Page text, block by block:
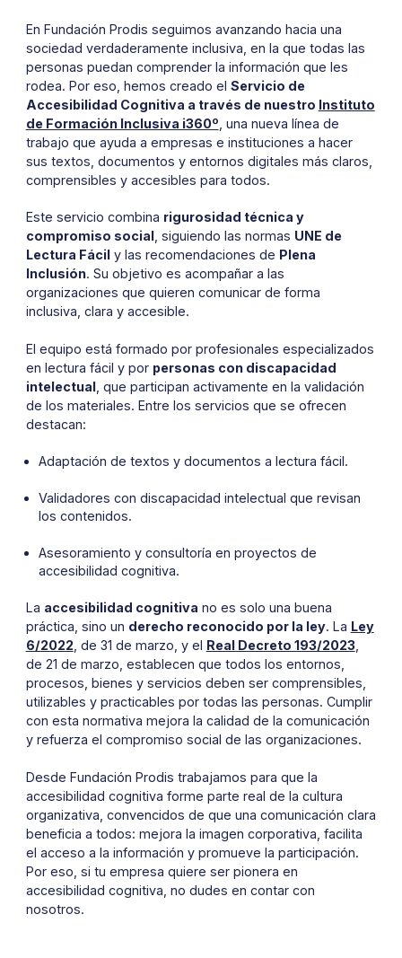
En Fundación Prodis seguimos avanzando hacia una
sociedad verdaderamente inclusiva, en la que todas las
personas puedan comprender la información que les
rodea. Por eso, hemos creado el Servicio de
Accesibilidad Cognitiva a través de nuestro Instituto
de Formación Inclusiva i360º , una nueva línea de
trabajo que ayuda a empresas e instituciones a hacer
sus textos, documentos y entornos digitales más claros,
comprensibles y accesibles para todos.
Este servicio combina rigurosidad técnica y
compromiso social, siguiendo las normas UNE de
Lectura Fácily las recomendaciones de Plena
Inclusión. Su objetivo es acompañar a las
organizaciones que quieren comunicar de forma
inclusiva, clara y accesible.
El equipo está formado por profesionales especializados
en lectura fácil y por personas con discapacidad
intelectual, que participan activamente en la validación
de los materiales. Entre los servicios que se ofrecen
destacan:
Adaptación de textos y documentos a lectura fácil.
Validadores con discapacidad intelectual que revisan
los contenidos.
Asesoramiento y consultoría en proyectos de
accesibilidad cognitiva.
La accesibilidad cognitiva no es solo una buena
práctica, sino un derecho reconocido por la ley. La Ley
6/2022 , de 31 de marzo, y el Real Decreto 193/2023,
de 21 de marzo, establecen que todos los entornos,
procesos, bienes y servicios deben ser comprensibles,
utilizables y practicables por todas las personas. Cumplir
con esta normativa mejora la calidad de la comunicación
y refuerza el compromiso social de las organizaciones.
Desde Fundación Prodis trabajamos para que la
accesibilidad cognitiva forme parte real de la cultura
organizativa, convencidos de que una comunicación clara
beneficia a todos: mejora la imagen corporativa, facilita
el acceso a la información y promueve la participación.
Por eso, si tu empresa quiere ser pionera en
accesibilidad cognitiva, no dudes en contar con
nosotros.